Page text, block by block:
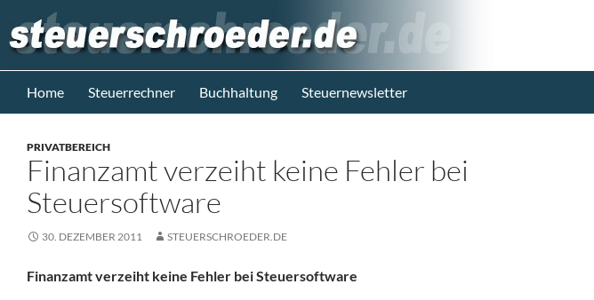
Inhalt
springen
Steuerblog www.steuerschroeder.de
Home Steuerrechner Buchhaltung Steuernewsletter
PRIVATBEREICH
Finanzamt verzeiht keine Fehler bei
Steuersoftware
30. DEZEMBER 2011 STEUERSCHROEDER.DE
Finanzamt verzeiht keine Fehler bei Steuersoftware
Steuerberater
M. Schröder
Berlin